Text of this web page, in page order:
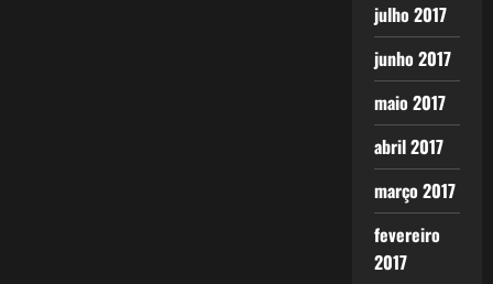
julho 2017
junho 2017
maio 2017
abril 2017
março 2017
fevereiro
2017